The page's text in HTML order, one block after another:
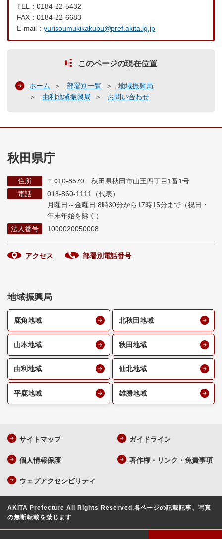
TEL：0184-22-5432
FAX：0184-22-6683
E-mail： yurisoumukikakubu@pref.akita.lg.jp
このページの現在位置
ホーム 部署別一覧
地域振興局
由利地域振興局
お問い合わせ
秋田県庁
住所
〒010-8570 秋田県秋田市山王四丁目1番1号
電話
018-860-1111（代表）
月曜日～金曜日 8時30分から17時15分まで （祝日・
年末年始を除く）
法人番号
1000020050008
アクセス 部署別電話番号
地域振興局
鹿角地域 北秋田地域
山本地域 秋田地域
由利地域 仙北地域
平鹿地域 雄勝地域
サイトマップ ガイドライン
個人情報保護 著作権・リンク・免責事項
ウェブアクセシビリティ
AKITA Prefecture All Rights Reserved.各ページの記載記事、写真
の無断転載を禁じます